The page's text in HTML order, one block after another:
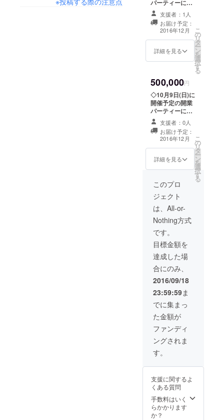
の要望を参考に
させて頂きま
す。 ◇2017年プ
チカレンダー ◇
ボイス入り目覚
まし時計 ◇サイ
ン入り写真2枚
パーティーにご
招待 場所、時間
等は後日改めて
ご連絡します。
◇i.m.y.h企画の
撮影会を撮影会
を1回ご招待
待 お好きな企画
3つまで半額 (撮
影会は1日1枠利
用可) ◇i.m.y.h企
画のイベントや
撮影会等を優先
的にご案内 ◇イ
ベント内容など
の案の要望可能
実現可能な限り
の要望を参考に
させて頂きま
す。 ◇タオル、
トートバッグ、
iPhoneケースい
ずれかをプレゼ
ント
Partee(グッズ作
成アプリ)に掲載
されている写真
を選んでいただ
き、そのお写真
の入ったグッズ
をプレゼントし
ます。 ◇2017年
プチカレンダー
◇ボイス入り目
覚まし時計 ◇サ
イン入り写真2枚
支援者：1人
お届け予定：
2016年12月
詳細を見る
こ
の
リ
タ
ー
ン
を
選
択
す
る
500,000円
◇10月9日(日)に
開催予定の開業
パーティーにご
招待 場所、時間
等は後日改めて
ご連絡します。
◇i.m.y.h企画の
撮影会2枠プレゼ
ント ◇i.m.y.h企
ご招待 お好きな
企画5つまで半額
(撮影会は1日1枠
利用可) ◇i.m.y.h
企画のイベント
や撮影会等を優
先的にご案内 ◇
イベント内容な
どの案の要望可
能 実現可能な限
りの要望を参考
にさせて頂きま
す。 ◇クッショ
れかをプレゼン
ト Partee(グッ
ズ作成アプリ)に
掲載されている
写真を選んでい
ただき、そのお
写真の入った
グッズをプレゼ
ントします。
◇2017年プチカ
レンダー ◇ボイ
ス入り目覚まし
時計 ◇サイン入
り写真2枚
支援者：0人
お届け予定：
2016年12月
詳細を見る
こ
の
リ
タ
ー
ン
を
選
択
す
る
このプロ
ジェクト
は、All-or-
Nothing方式
です。
目標金額を
達成した場
合にのみ、
2016/09/18
23:59:59ま
でに集まっ
た金額が
ファンディ
ングされま
す。
支援に関するよ
くある質問
手数料はいく
らかかります
か？